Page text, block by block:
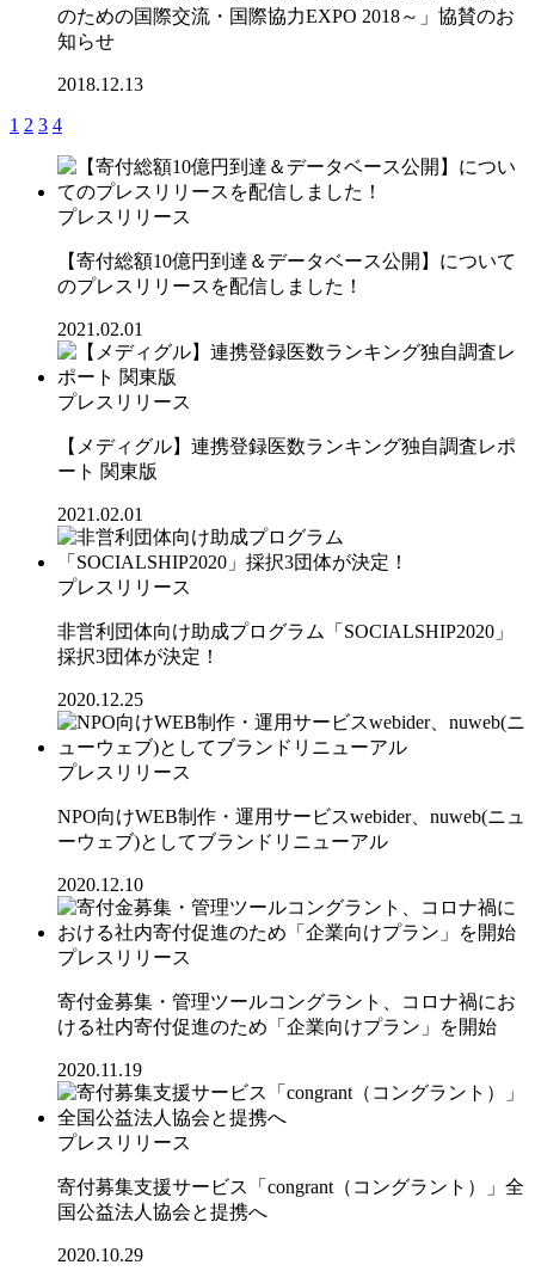
のための国際交流・国際協力EXPO 2018～」協賛のお
知らせ
2018.12.13
1 2 3 4
プレスリリース
【寄付総額10億円到達＆データベース公開】について
のプレスリリースを配信しました！
2021.02.01
プレスリリース
【メディグル】連携登録医数ランキング独⾃調査レポ
ート 関東版
2021.02.01
プレスリリース
非営利団体向け助成プログラム「SOCIALSHIP2020」
採択3団体が決定！
2020.12.25
プレスリリース
NPO向けWEB制作・運用サービスwebider、nuweb(ニュ
ーウェブ)としてブランドリニューアル
2020.12.10
プレスリリース
寄付金募集・管理ツールコングラント、コロナ禍にお
ける社内寄付促進のため「企業向けプラン」を開始
2020.11.19
プレスリリース
寄付募集支援サービス「congrant（コングラント）」全
国公益法人協会と提携へ
2020.10.29